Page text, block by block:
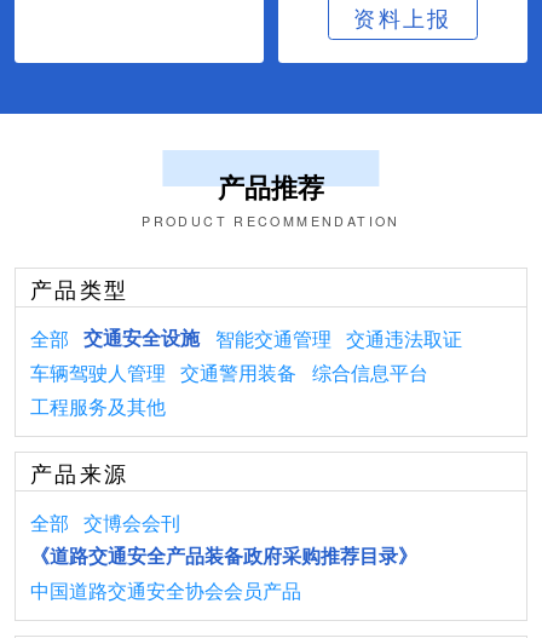
资料上报
产品推荐
PRODUCT RECOMMENDATION
产品类型
全部 交通安全设施 智能交通管理
交通违法取证
车辆驾驶人管理
交通警用装备
综合信息平台
工程服务及其他
产品来源
全部
交博会会刊
《道路交通安全产品装备政府采购推荐目录》
中国道路交通安全协会会员产品